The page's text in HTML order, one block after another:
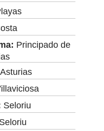
Principado de
Asturias
Seloriu
Seloriu